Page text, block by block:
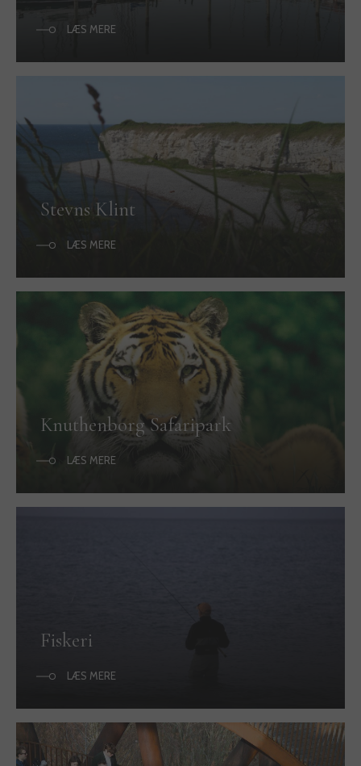
LÆS MERE
Stevns Klint
LÆS MERE
Knuthenborg Safaripark
LÆS MERE
Fiskeri
LÆS MERE